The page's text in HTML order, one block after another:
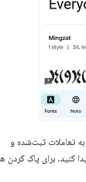
به تعاملات ثبت‌شده و
کنید. برای پاک کردن